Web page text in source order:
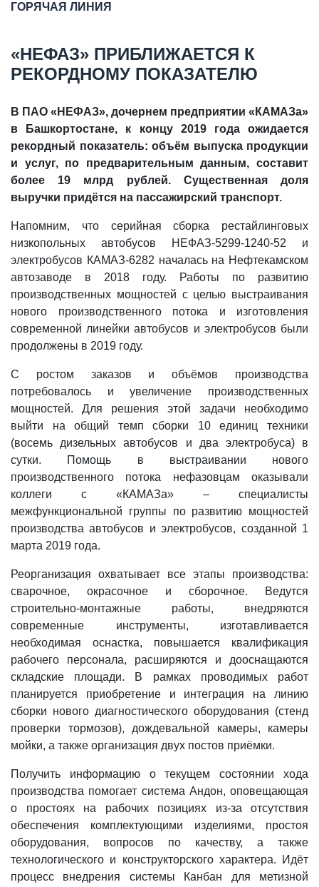
ГОРЯЧАЯ ЛИНИЯ
«НЕФАЗ» ПРИБЛИЖАЕТСЯ К
РЕКОРДНОМУ ПОКАЗАТЕЛЮ
В ПАО «НЕФАЗ», дочернем предприятии «КАМАЗа»
в Башкортостане, к концу 2019 года ожидается
рекордный показатель: объём выпуска продукции
и услуг, по предварительным данным, составит
более 19 млрд рублей. Существенная доля
выручки придётся на пассажирский транспорт.
Напомним, что серийная сборка рестайлинговых
низкопольных автобусов НЕФАЗ-5299-1240-52 и
электробусов КАМАЗ-6282 началась на Нефтекамском
автозаводе в 2018 году. Работы по развитию
производственных мощностей с целью выстраивания
нового производственного потока и изготовления
современной линейки автобусов и электробусов были
продолжены в 2019 году.
С ростом заказов и объёмов производства
потребовалось и увеличение производственных
мощностей. Для решения этой задачи необходимо
выйти на общий темп сборки 10 единиц техники
(восемь дизельных автобусов и два электробуса) в
сутки. Помощь в выстраивании нового
производственного потока нефазовцам оказывали
коллеги с «КАМАЗа» – специалисты
межфункциональной группы по развитию мощностей
производства автобусов и электробусов, созданной 1
марта 2019 года.
Реорганизация охватывает все этапы производства:
сварочное, окрасочное и сборочное. Ведутся
строительно-монтажные работы, внедряются
современные инструменты, изготавливается
необходимая оснастка, повышается квалификация
рабочего персонала, расширяются и дооснащаются
складские площади. В рамках проводимых работ
планируется приобретение и интеграция на линию
сборки нового диагностического оборудования (стенд
проверки тормозов), дождевальной камеры, камеры
мойки, а также организация двух постов приёмки.
Получить информацию о текущем состоянии хода
производства помогает система Андон, оповещающая
о простоях на рабочих позициях из-за отсутствия
обеспечения комплектующими изделиями, простоя
оборудования, вопросов по качеству, а также
технологического и конструкторского характера. Идёт
процесс внедрения системы Канбан для метизной